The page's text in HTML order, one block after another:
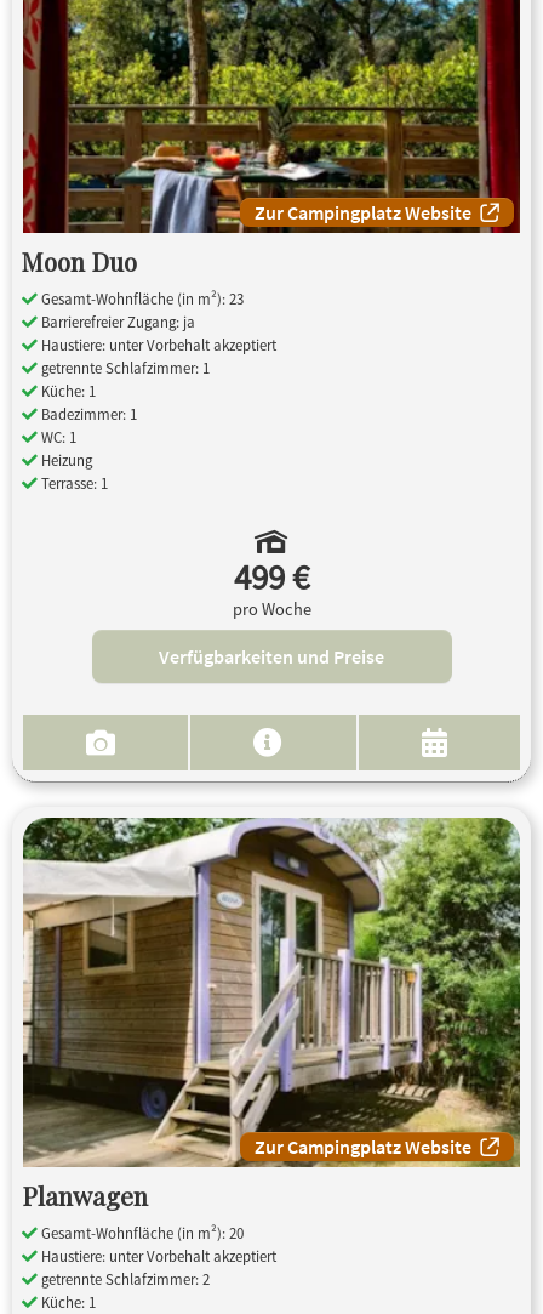
Zur Campingplatz Website
Moon Duo
Gesamt-Wohnfläche (in m²): 23
Barrierefreier Zugang: ja
Haustiere: unter Vorbehalt akzeptiert
getrennte Schlafzimmer: 1
Küche: 1
Badezimmer: 1
WC: 1
Heizung
Terrasse: 1
499 €
pro Woche
Verfügbarkeiten und Preise
Zur Campingplatz Website
Planwagen
Gesamt-Wohnfläche (in m²): 20
Haustiere: unter Vorbehalt akzeptiert
getrennte Schlafzimmer: 2
Küche: 1